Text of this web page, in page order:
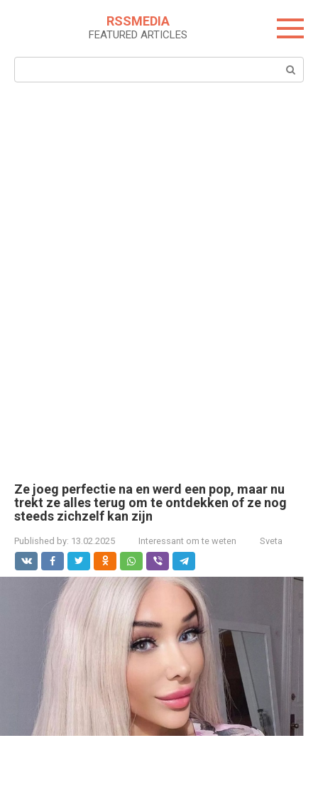
RSSMEDIA
FEATURED ARTICLES
Search:
Ze joeg perfectie na en werd een pop, maar nu
trekt ze alles terug om te ontdekken of ze nog
steeds zichzelf kan zijn
Published by: 13.02.2025 Interessant om te weten Sveta